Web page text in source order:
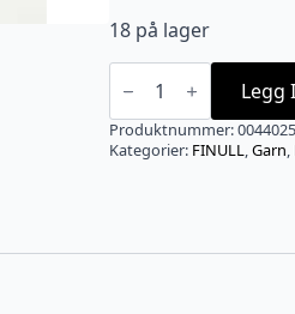
18 på lager
FINULL
Mørk
-
4025
antall
Legg
Produktnummer:0044025
Kategorier: FINULL,Garn,